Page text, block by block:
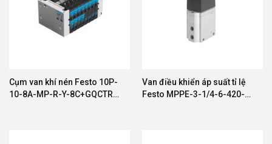
Cụm van khí nén Festo 10P-
10-8A-MP-R-Y-8C+GQCTR
Van điều khiển áp suất tỉ lệ
Festo MPPE-3-1/4-6-420-B